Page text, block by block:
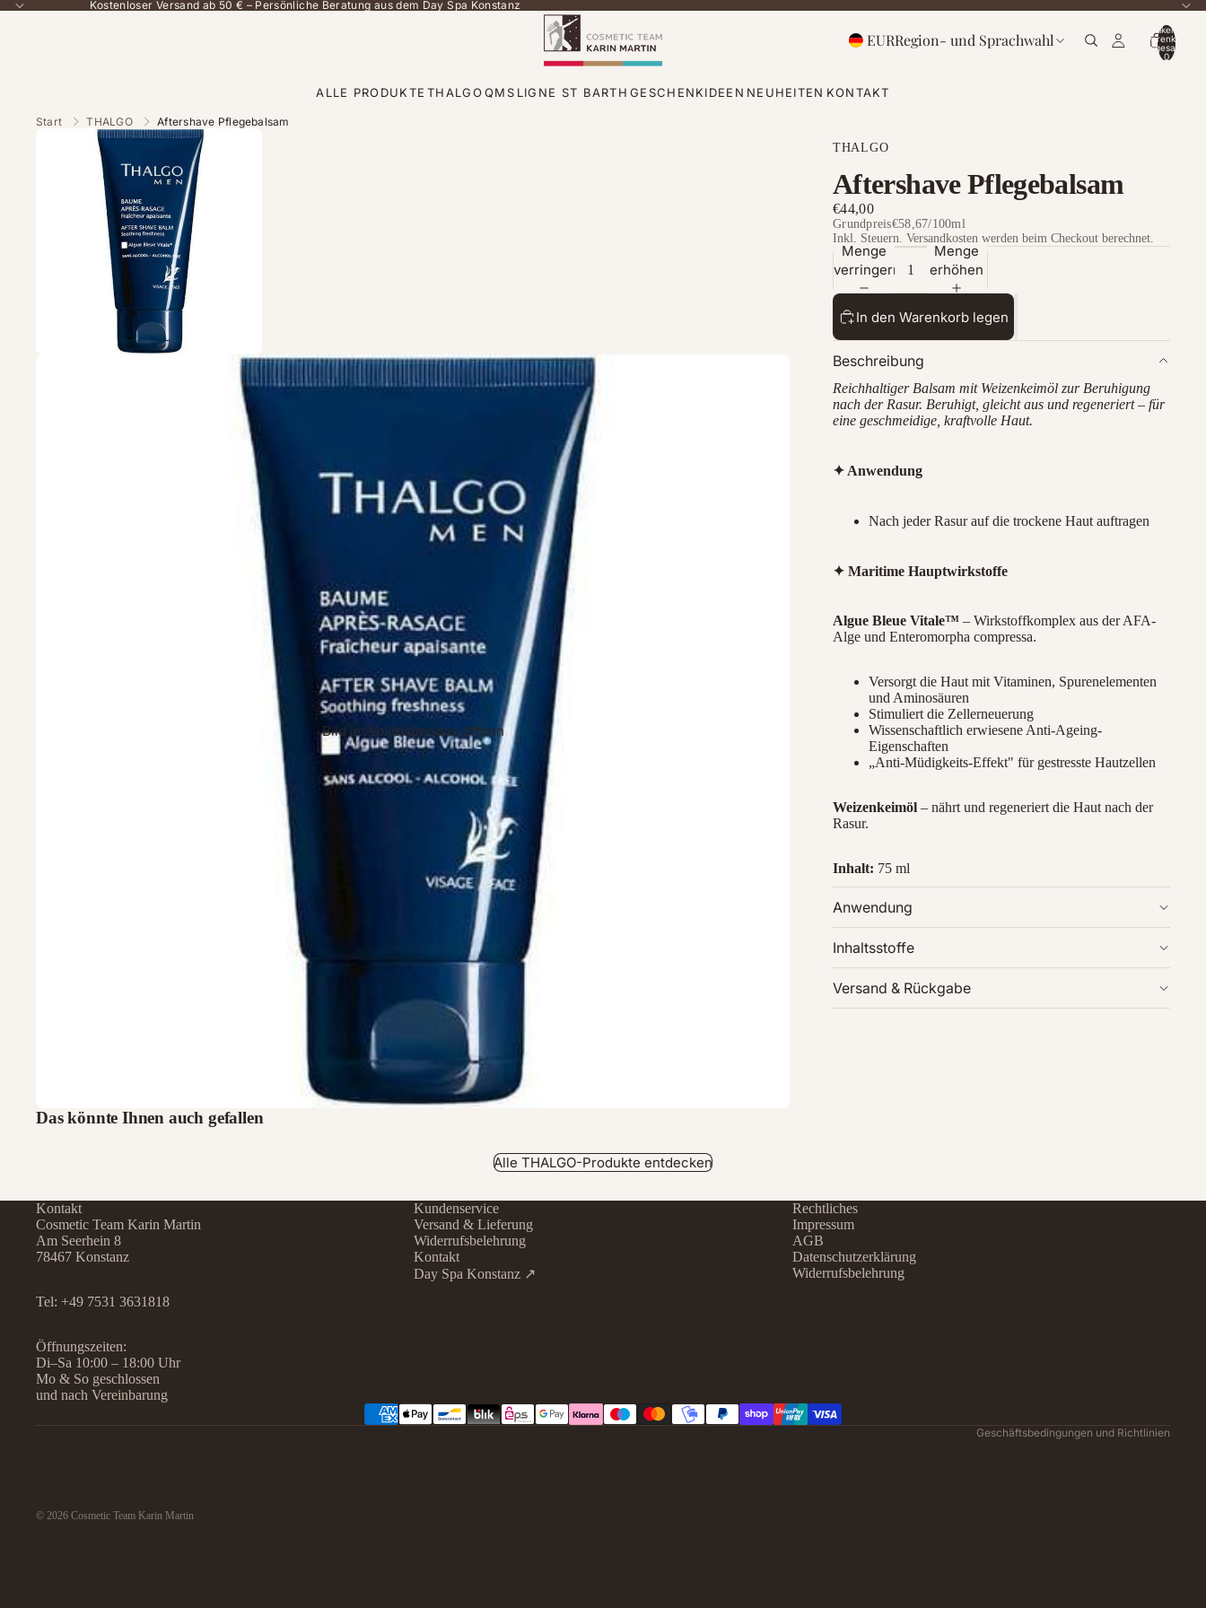
Kostenloser Versand ab 50 € – Persönliche Beratung aus dem Day Spa Konstanz
EURRegion- und Sprachwahl
Artikel im
Warenkorb
insgesamt:
0
ALLE PRODUKTE THALGOQMS LIGNE ST BARTH GESCHENKIDEEN NEUHEITEN KONTAKT
Start THALGO Aftershave Pflegebalsam
Bild im Vollbildmodus öffnen
THALGO
Aftershave Pflegebalsam
€44,00
Grundpreis€58,67/100ml
Inkl. Steuern. Versandkosten werden beim Checkout berechnet.
Menge
verringern
Menge
erhöhen
In den Warenkorb legen
Beschreibung
Reichhaltiger Balsam mit Weizenkeimöl zur Beruhigung
nach der Rasur. Beruhigt, gleicht aus und regeneriert – für
eine geschmeidige, kraftvolle Haut.
✦ Anwendung
Nach jeder Rasur auf die trockene Haut auftragen
✦ Maritime Hauptwirkstoffe
Algue Bleue Vitale™ – Wirkstoffkomplex aus der AFA-
Alge und Enteromorpha compressa.
Versorgt die Haut mit Vitaminen, Spurenelementen
und Aminosäuren
Stimuliert die Zellerneuerung
Wissenschaftlich erwiesene Anti-Ageing-
Eigenschaften
„Anti-Müdigkeits-Effekt" für gestresste Hautzellen
Weizenkeimöl – nährt und regeneriert die Haut nach der
Rasur.
Inhalt: 75 ml
Anwendung
Inhaltsstoffe
Versand & Rückgabe
Das könnte Ihnen auch gefallen
Alle THALGO-Produkte entdecken
Kontakt
Cosmetic Team Karin Martin
Am Seerhein 8
78467 Konstanz
Tel: +49 7531 3631818
Öffnungszeiten:
Di–Sa 10:00 – 18:00 Uhr
Mo & So geschlossen
und nach Vereinbarung
Kundenservice
Versand & Lieferung
Widerrufsbelehrung
Kontakt
Day Spa Konstanz ↗
Rechtliches
Impressum
AGB
Datenschutzerklärung
Widerrufsbelehrung
© 2026 Cosmetic Team Karin Martin
Geschäftsbedingungen und Richtlinien